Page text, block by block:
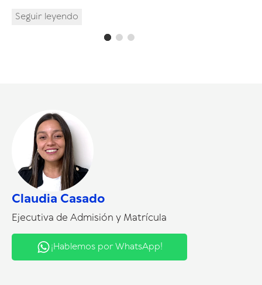
Seguir leyendo
Claudia Casado
Ejecutiva de Admisión y Matrícula
¡Hablemos por WhatsApp!